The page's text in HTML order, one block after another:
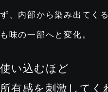
ず、 内部から染み出てく
も味の一部へと変化。
使い込むほど
所有感を刺激してく